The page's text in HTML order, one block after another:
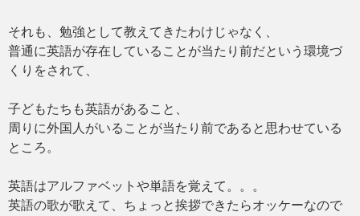
それも、勉強として教えてきたわけじゃなく、
普通に英語が存在していることが当たり前だという環境づ
くりをされて、
子どもたちも英語があること、
周りに外国人がいることが当たり前であると思わせている
ところ。
英語はアルファベットや単語を覚えて。。。
英語の歌が歌えて、ちょっと挨拶できたらオッケーなので